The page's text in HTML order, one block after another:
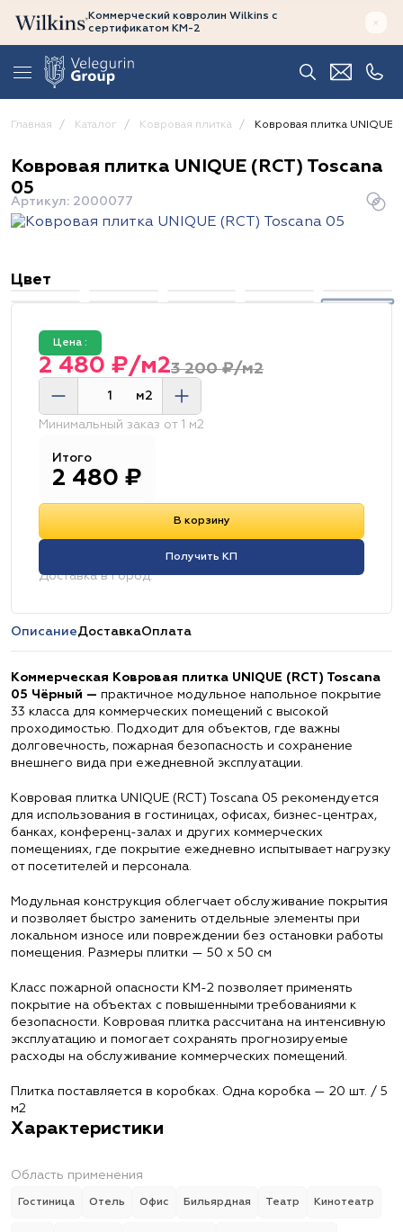
Коммерческий ковролин Wilkins с
сертификатом КМ-2
Главная Каталог Ковровая плитка Ковровая плитка UNIQUE
Ковровая плитка UNIQUE (RCT) Toscana
05
Артикул: 2000077
Цвет
Цена :
3 200 ₽/м2
2 480 ₽/м2
м2
Минимальный заказ от 1 м2
Итого
2 480 ₽
В корзину
Получить КП
Доставка в город:
ОписаниеДоставкаОплата
Коммерческая Ковровая плитка UNIQUE (RCT) Toscana
05 Чёрный — практичное модульное напольное покрытие
33 класса для коммерческих помещений с высокой
проходимостью. Подходит для объектов, где важны
долговечность, пожарная безопасность и сохранение
внешнего вида при ежедневной эксплуатации.
Ковровая плитка UNIQUE (RCT) Toscana 05 рекомендуется
для использования в гостиницах, офисах, бизнес-центрах,
банках, конференц-залах и других коммерческих
помещениях, где покрытие ежедневно испытывает нагрузку
от посетителей и персонала.
Модульная конструкция облегчает обслуживание покрытия
и позволяет быстро заменить отдельные элементы при
локальном износе или повреждении без остановки работы
помещения. Размеры плитки — 50 х 50 см
Класс пожарной опасности КМ-2 позволяет применять
покрытие на объектах с повышенными требованиями к
безопасности. Ковровая плитка рассчитана на интенсивную
эксплуатацию и помогает сохранять прогнозируемые
расходы на обслуживание коммерческих помещений.
Плитка поставляется в коробках. Одна коробка — 20 шт. / 5
м2
Характеристики
Область применения
Гостиница Отель Офис Бильярдная Театр Кинотеатр